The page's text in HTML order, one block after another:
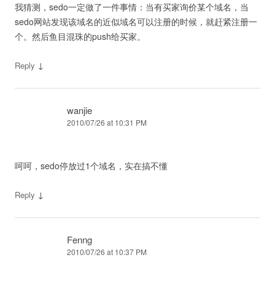
我猜测，sedo一定做了一件事情：当有买家询价某个域名，当
sedo网站发现该域名的近似域名可以注册的时候，就赶紧注册一
个。然后鱼目混珠的push给买家。
Reply ↓
wanjie
2010/07/26 at 10:31 PM
呵呵，sedo停放过1个域名，实在搞不懂
Reply ↓
Fenng
2010/07/26 at 10:37 PM